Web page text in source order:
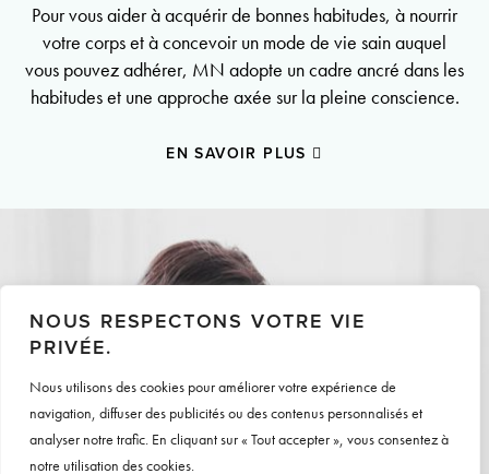
NOUS RESPECTONS VOTRE VIE
PRIVÉE.
Nous utilisons des cookies pour améliorer votre expérience de
navigation, diffuser des publicités ou des contenus personnalisés et
analyser notre trafic. En cliquant sur « Tout accepter », vous consentez à
notre utilisation des cookies.
Pour vous aider à acquérir de bonnes habitudes, à nourrir
votre corps et à concevoir un mode de vie sain auquel
vous pouvez adhérer, MN adopte un cadre ancré dans les
habitudes et une approche axée sur la pleine conscience.
EN SAVOIR PLUS